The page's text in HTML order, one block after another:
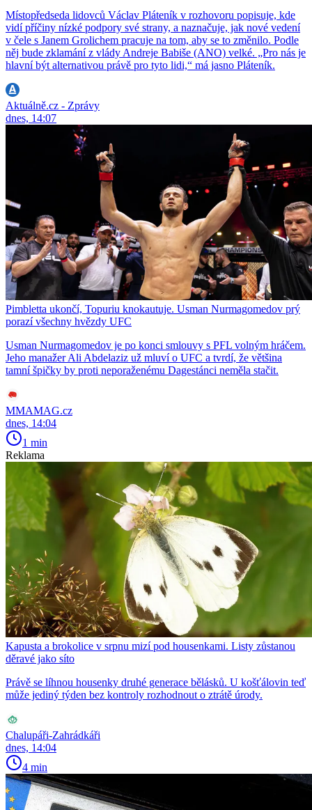
Místopředseda lidovců Václav Pláteník v rozhovoru popisuje, kde
vidí příčiny nízké podpory své strany, a naznačuje, jak nové vedení
v čele s Janem Grolichem pracuje na tom, aby se to změnilo. Podle
něj bude zklamání z vlády Andreje Babiše (ANO) velké. „Pro nás je
hlavní být alternativou právě pro tyto lidi,“ má jasno Pláteník.
Aktuálně.cz - Zprávy
dnes, 14:07
Pimbletta ukončí, Topuriu knokautuje. Usman Nurmagomedov prý
porazí všechny hvězdy UFC
Usman Nurmagomedov je po konci smlouvy s PFL volným hráčem.
Jeho manažer Ali Abdelaziz už mluví o UFC a tvrdí, že většina
tamní špičky by proti neporaženému Dagestánci neměla stačit.
MMAMAG.cz
dnes, 14:04
1 min
Reklama
Kapusta a brokolice v srpnu mizí pod housenkami. Listy zůstanou
děravé jako síto
Právě se líhnou housenky druhé generace bělásků. U košťálovin teď
může jediný týden bez kontroly rozhodnout o ztrátě úrody.
Chalupáři-Zahrádkáři
dnes, 14:04
4 min